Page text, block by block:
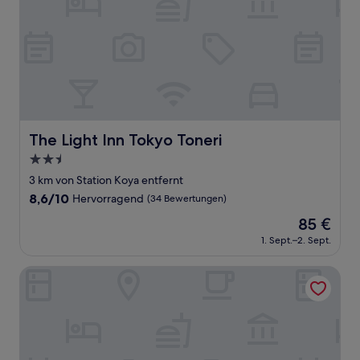
The Light Inn Tokyo Toneri
The Light Inn Tokyo Toneri
2.5-
Sterne-
Unterkunft
3 km von Station Koya entfernt
8.6
Bewertungen)
8,6/10 Hervorragend (34 Bewertungen)
Der
Preis
beträgt
85 €
1. Sept.–2. Sept.